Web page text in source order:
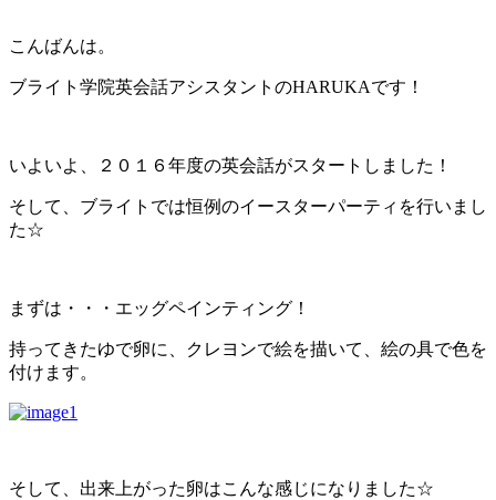
こんばんは。
ブライト学院英会話アシスタントのHARUKAです！
いよいよ、２０１６年度の英会話がスタートしました！
そして、ブライトでは恒例のイースターパーティを行いまし
た☆
まずは・・・エッグペインティング！
持ってきたゆで卵に、クレヨンで絵を描いて、絵の具で色を
付けます。
そして、出来上がった卵はこんな感じになりました☆